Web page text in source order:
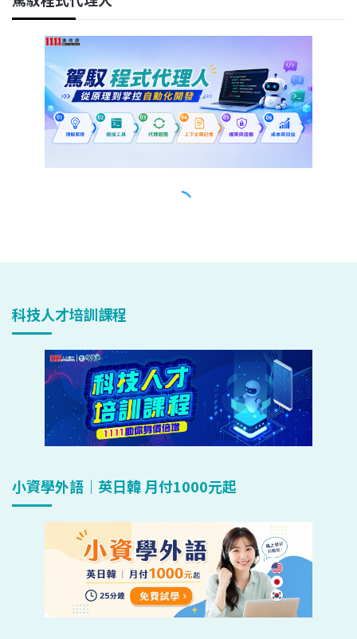
科技人才培訓課程
小資學外語｜英日韓 月付1000元起